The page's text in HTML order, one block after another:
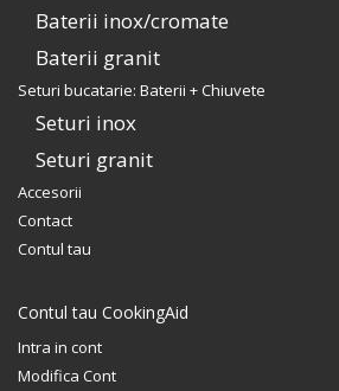
Baterii inox/cromate
Baterii granit
Seturi bucatarie: Baterii + Chiuvete
Seturi inox
Seturi granit
Accesorii
Contact
Contul tau
Contul tau CookingAid
Intra in cont
Modifica Cont